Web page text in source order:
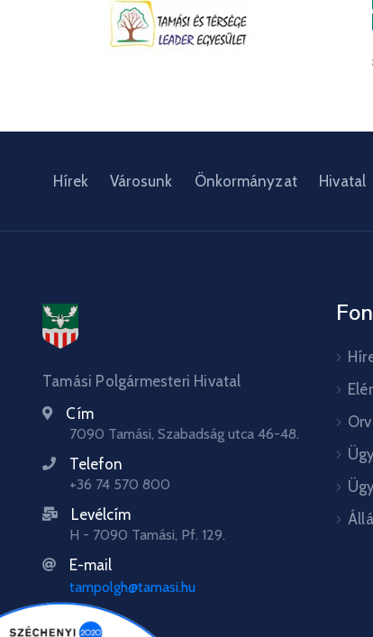
Hírek Városunk Önkormányzat Hivatal
Tamási Polgármesteri Hivatal
Cím
7090 Tamási, Szabadság utca 46-48.
Telefon
+36 74 570 800
Levélcím
H - 7090 Tamási, Pf. 129.
E-mail
tampolgh@tamasi.hu